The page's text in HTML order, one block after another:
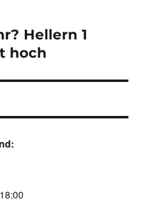
Hellern 1
hoch